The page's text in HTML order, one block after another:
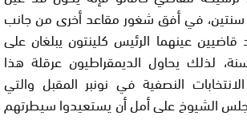
في أفق شغور مقاعد أخرى من جانب
قاضيين عينهما الرئيس كلينتون يبلغان على
80 و 85 سنة، لذلك يحاول الديمقراطيون عرقلة هذا
النصفية في نونبر المقبل والتي
بمجلس الشيوخ على أمل أن يستعيدوا سيطرتهم